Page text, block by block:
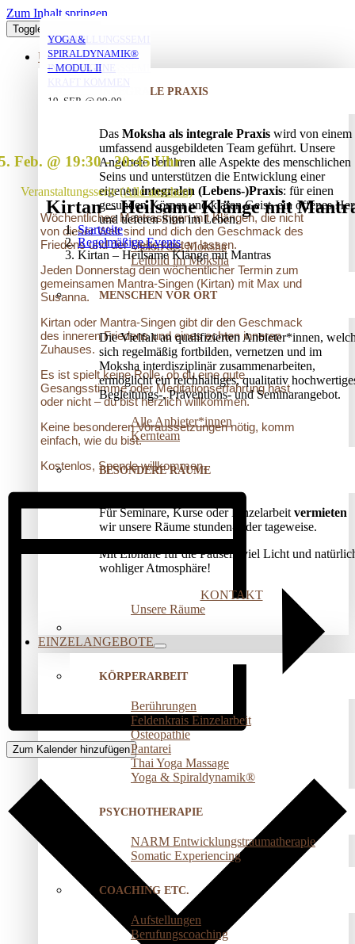
Zum Inhalt springen
Toggle Navigation
ÜBER UNS
INTEGRALE PRAXIS
Das Moksha als integrale Praxis wird von einem
umfassend ausgebildeten Team geführt. Unsere
Angebote berühren alle Aspekte des menschlichen
Seins und unterstützen die Entwicklung einer
eigenenintegralen (Lebens-)Praxis: für einen
gesunden Körper und klaren Geist, ein offenes
und tieferen Sinn im Leben.
Vision des Moksha
Leitbild im Moksha
MENSCHEN VOR ORT
Die Vielfalt an qualifizierten Anbieter*innen,
sich regelmäßig fortbilden, vernetzen und im
Moksha interdisziplinär zusammenarbeiten,
ermöglicht ein reichhaltiges, qualitativ
Begleitungs-, Präventions­- und Seminarangebot.
Alle Anbieter*innen
Kernteam
BESONDERE RÄUME
Für Seminare, Kurse oder Einzelarbeit vermieten
wir unsere Räume stunden- oder tageweise.
Mit Elbnähe für die Pausen, viel Licht und
wohliger Atmosphäre!
KONTAKT
Unsere Räume
EINZELANGEBOTE
KÖRPERARBEIT
Berührungen
Feldenkrais Einzelarbeit
Osteopathie
Pantarei
Thai Yoga Massage
Yoga & Spiraldynamik®
PSYCHOTHERAPIE
NARM Entwicklungstraumatherapie
Somatic Experiencing
COACHING ETC.
Aufstellungen
Berufungscoaching
Kirtan – Heilsame Klänge mit
Startseite
Regelmäßige Events
Kirtan – Heilsame Klänge mit Mantras
Feb. @ 19:30-20:45
Veranstaltungsserie(Alle ansehen)
Wöchentliches Mantrasingen mit Klängen, die nicht
von dieser Welt sind und dich den Geschmack des
Friedens und der Liebe kosten lassen.
Jeden Donnerstag dein wöchentlicher Termin zum
gemeinsamen Mantra-Singen (Kirtan) mit Max und
Susanna.
Kirtan oder Mantra-Singen gibt dir den Geschmack
des inneren Friedens und eines echten inneren
Zuhauses.
Es ist spielt keine Rolle, ob du eine gute
Gesangsstimme oder Meditationserfahrung hast
oder nicht – du bist herzlich willkommen.
Keine besonderen Voraussetzungen nötig, komm
einfach, wie du bist.
Kostenlos, Spende willkommen.
Zum Kalender hinzufügen
YOGA MIT DANIEL
10. AUG. @ 18:00
19:30
YOGA MIT DANIEL
10. AUG. @ 20:00
21:30
YOGA MIT DANIEL
11. AUG. @ 18:00
19:30
VERSTRICKUNGEN
LÖSEN – OFFENES
AUFSTELLUNGSSEMINAR
25. AUG. @ 17:00
AUFSTELLUNGSSEMINAR
– MIT DEM VATER
IN DIE EIGENE
KRAFT KOMMEN
YOGA &
SPIRALDYNAMIK®
– MODUL II
19. SEP. @ 09:00
20. SEP. @ 16:00